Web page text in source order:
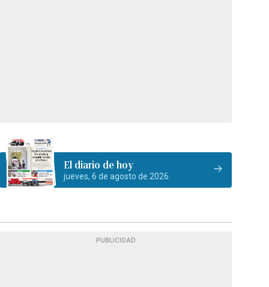
El diario de hoy
jueves, 6 de agosto de 2026
PUBLICIDAD